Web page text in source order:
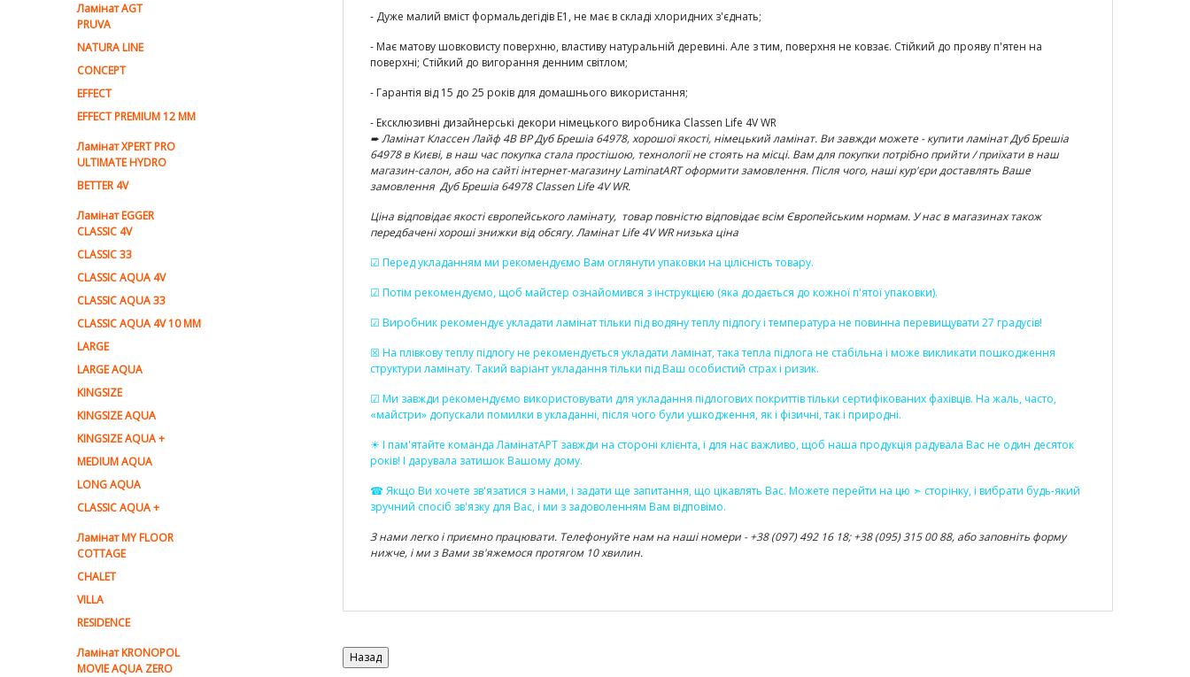
Ламiнат AGT
PRUVA
NATURA LINE
CONCEPT
EFFECT
EFFECT PREMIUM 12 MM
Ламінат XPERT PRO
ULTIMATE HYDRO
BETTER 4V
Ламiнат EGGER
CLASSIC 4V
CLASSIC 33
CLASSIC AQUA 4V
CLASSIC AQUA 33
CLASSIC AQUA 4V 10 MM
LARGE
LARGE AQUA
KINGSIZE
KINGSIZE AQUA
KINGSIZE AQUA +
MEDIUM AQUA
LONG AQUA
CLASSIC AQUA +
Ламінат MY FLOOR
COTTAGE
CHALET
VILLA
RESIDENCE
Ламiнат KRONOPOL
MOVIE AQUA ZERO
- Дуже малий вміст формальдегідів E1 , не має в складі хлоридних з'єднать;
- Має матову шовковисту поверхню, властиву натуральній деревині. Але з тим, поверхня не ковзає. Стійкий до прояву п'ятен на
поверхні; Стійкий до вигорання денним світлом;
- Гарантія від 15 до 25 років для домашнього використання;
- Ексклюзивні дизайнерські декори німецького виробника Classen Life 4V WR
➨ ЛамінатКлассен Лайф 4В ВР Дуб Брешіа 64978, хорошої якості, німецький ламінат. Ви завжди можете - купити ламінатДуб Брешіа
64978 в Києві, в наш час покупка стала простішою, технології не стоять на місці. Вам для покупки потрібно прийти / приїхати в наш
магазин-салон, або на сайті інтернет-магазину LaminatART оформити замовлення. Після чого, наші кур'єри доставлять Ваше
замовлення Дуб Брешіа 64978 Classen Life 4V WR.
Ціна відповідає якості європейського ламінату, товар повністю відповідає всім Європейським нормам. У нас в магазинах також
передбачені хороші знижки від обсягу. Ламінат Life 4V WR низька ціна
☑ Перед укладанням ми рекомендуємо Вам оглянути упаковки на цілісність товару.
☑ Потім рекомендуємо, щоб майстер ознайомився з інструкцією (яка додається до кожної п'ятої упаковки).
☑ Виробник рекомендує укладати ламінат тільки під водяну теплу підлогу і температура не повинна перевищувати 27 градусів!
☒ На плівкову теплу підлогу не рекомендується укладати ламінат, така тепла підлога не стабільна і може викликати пошкодження
структури ламінату. Такий варіант укладання тільки під Ваш особистий страх і ризик.
☑ Ми завжди рекомендуємо використовувати для укладання підлогових покриттів тільки сертифікованих фахівців. На жаль, часто,
«майстри» допускали помилки в укладанні, після чого були ушкодження, як і фізичні, так і природні.
☀ І пам'ятайте команда ЛамінатАРТ завжди на стороні клієнта, і для нас важливо, щоб наша продукція радувала Вас не один десяток
років! І дарувала затишок Вашому дому.
☎ Якщо Ви хочете зв'язатися з нами, і задати ще запитання, що цікавлять Вас. Можете перейти на цю ➣ сторінку, і вибрати будь-який
зручний спосіб зв'язку для Вас, і ми з задоволенням Вам відповімо.
З нами легко і приємно працювати. Телефонуйте нам на наші номери - +38 (097) 492 16 18; +38 (095) 315 00 88, або заповніть форму
нижче, і ми з Вами зв'яжемося протягом 10 хвилин.